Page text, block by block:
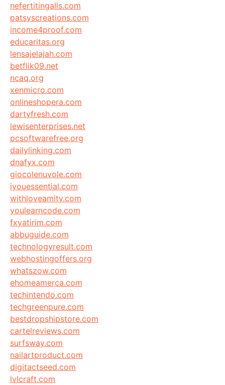
nefertitingalls.com
patsyscreations.com
income4proof.com
educaritas.org
lensajelajah.com
betflik09.net
ncaq.org
xenmicro.com
onlineshopera.com
dartyfresh.com
lewisenterprises.net
pcsoftwarefree.org
dailylinking.com
dnafyx.com
giocolenuvole.com
iyouessential.com
withloveamity.com
youlearncode.com
fxyatirim.com
abbuguide.com
technologyresult.com
webhostingoffers.org
whatszow.com
ehomeamerca.com
techintendo.com
techgreenpure.com
bestdropshipstore.com
cartelreviews.com
surfsway.com
nailartproduct.com
digitactseed.com
lvlcraft.com